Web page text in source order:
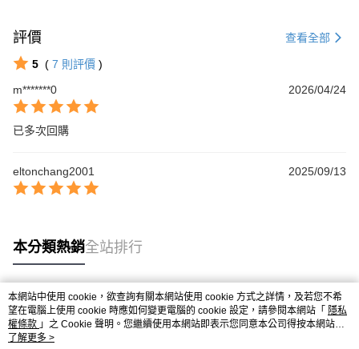
評價 查看全部
5 ( 7 則評價 )
m*******0
2026/04/24
已多次回購
eltonchang2001 2025/09/13
本分類熱銷全站排行
熱門標籤
本網站中使用 cookie，欲查詢有關本網站使用 cookie 方式之詳情，及若您不希
望在電腦上使用 cookie 時應如何變更電腦的 cookie 設定，請參閱本網站「 隱私
權條款 」之 Cookie 聲明。您繼續使用本網站即表示您同意本公司得按本網站使
用條款之 Cookie 聲明使用 cookie。
了解更多 >